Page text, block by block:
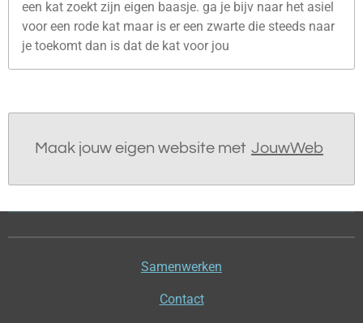
een kat zoekt zijn eigen baasje. ga je bijv naar het asiel
voor een rode kat maar is er een zwarte die steeds naar
je toekomt dan is dat de kat voor jou
Maak jouw eigen website met JouwWeb
Samenwerken
Contact